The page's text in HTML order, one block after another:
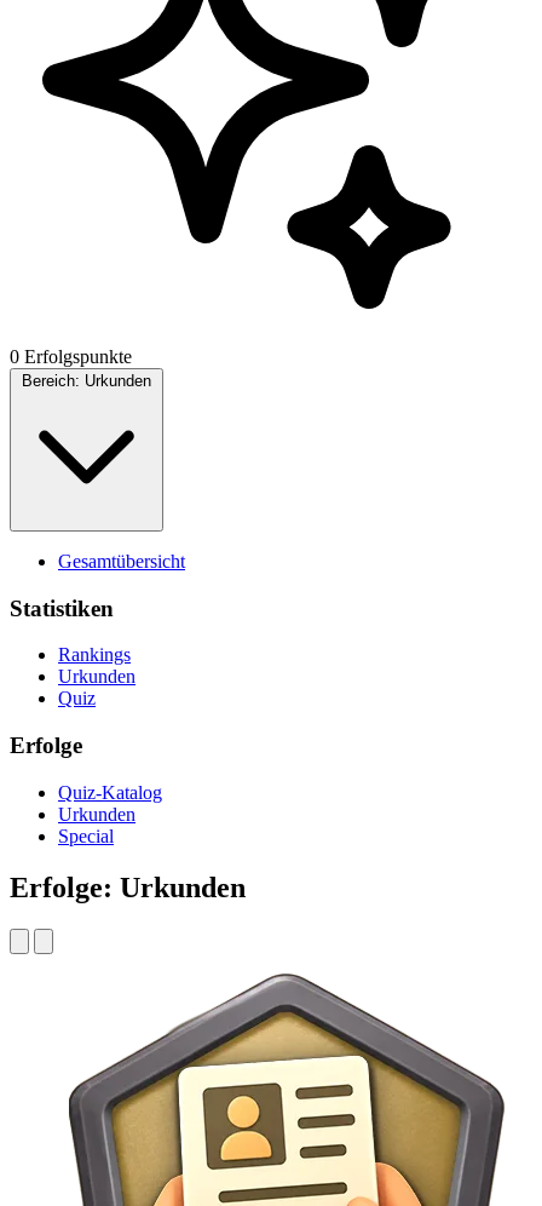
0 Erfolgspunkte
Bereich: Urkunden
Gesamtübersicht
Statistiken
Rankings
Urkunden
Quiz
Erfolge
Quiz-Katalog
Urkunden
Special
Erfolge: Urkunden